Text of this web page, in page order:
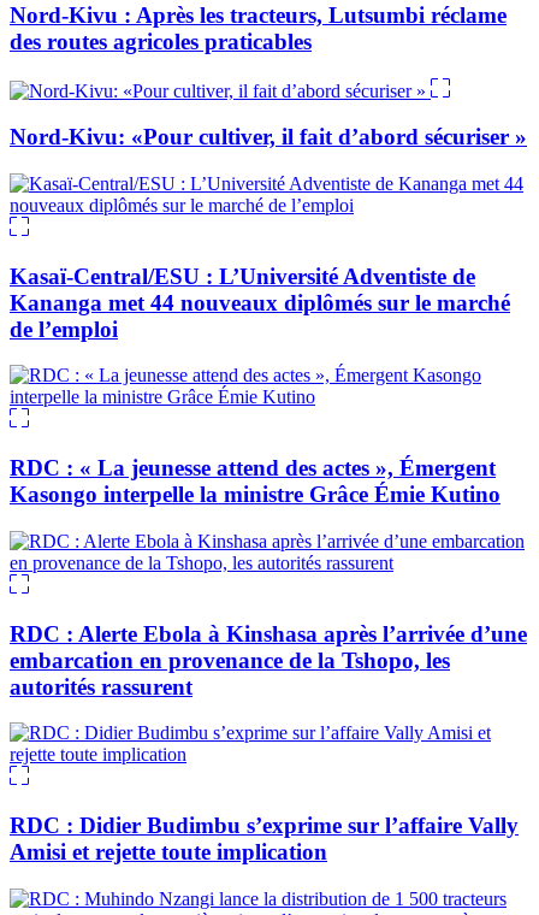
Nord-Kivu : Après les tracteurs, Lutsumbi réclame
des routes agricoles praticables
Nord-Kivu: «Pour cultiver, il fait d’abord sécuriser »
Kasaï-Central/ESU : L’Université Adventiste de
Kananga met 44 nouveaux diplômés sur le marché
de l’emploi
RDC : « La jeunesse attend des actes », Émergent
Kasongo interpelle la ministre Grâce Émie Kutino
RDC : Alerte Ebola à Kinshasa après l’arrivée d’une
embarcation en provenance de la Tshopo, les
autorités rassurent
RDC : Didier Budimbu s’exprime sur l’affaire Vally
Amisi et rejette toute implication